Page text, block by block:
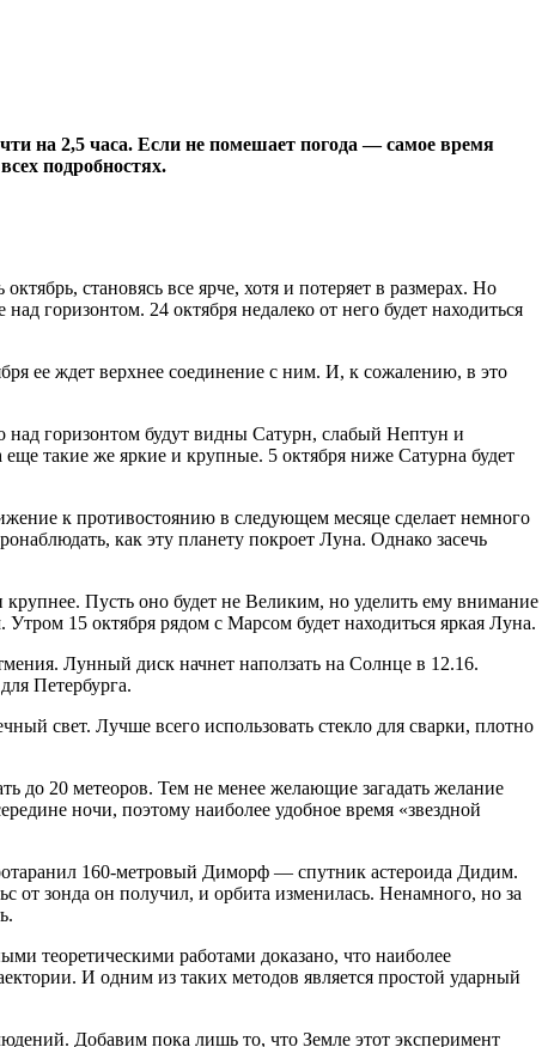
на 2,5 часа. Если не помешает погода — самое время
подробностях.
становясь все ярче, хотя и потеряет в размерах. Но
горизонтом. 24 октября недалеко от него будет находиться
ее ждет верхнее соединение с ним. И, к сожалению, в это
над горизонтом будут видны Сатурн, слабый Нептун и
такие же яркие и крупные. 5 октября ниже Сатурна будет
к противостоянию в следующем месяце сделает немного
как эту планету покроет Луна. Однако засечь
крупнее. Пусть оно будет не Великим, но уделить ему внимание
15 октября рядом с Марсом будет находиться яркая Луна.
Лунный диск начнет наползать на Солнце в 12.16.
Петербурга.
свет. Лучше всего использовать стекло для сварки, плотно
до 20 метеоров. Тем не менее желающие загадать желание
ночи, поэтому наиболее удобное время «звездной
160‑метровый Диморф — спутник астероида Дидим.
от зонда он получил, и орбита изменилась. Ненамного, но за
теоретическими работами доказано, что наиболее
И одним из таких методов является простой ударный
Добавим пока лишь то, что Земле этот эксперимент